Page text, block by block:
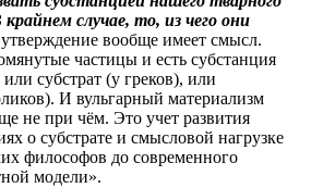
случае, то, из чего они
утверждение вообще имеет смысл.
частицы и есть субстанция
субстрат (у греков), или
И вульгарный материализм
не при чём. Это учет развития
о субстрате и смысловой нагрузке
философов до современного
модели».